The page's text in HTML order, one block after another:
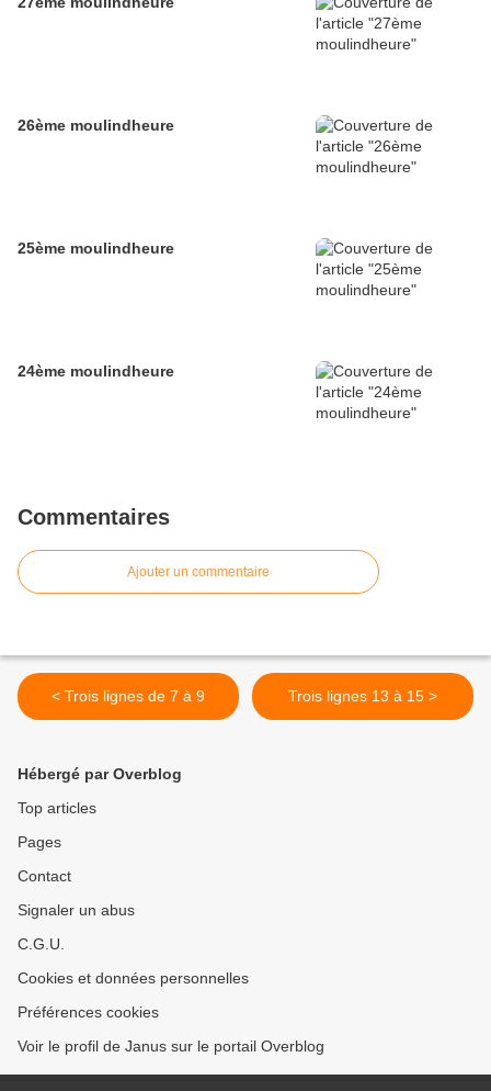
26ème moulindheure
25ème moulindheure
24ème moulindheure
Commentaires
Ajouter un commentaire
< Trois lignes de 7 à 9 Trois lignes 13 à 15 >
Hébergé par Overblog
Top articles
Pages
Contact
Signaler un abus
C.G.U.
Cookies et données personnelles
Préférences cookies
Voir le profil de Janus sur le portail Overblog